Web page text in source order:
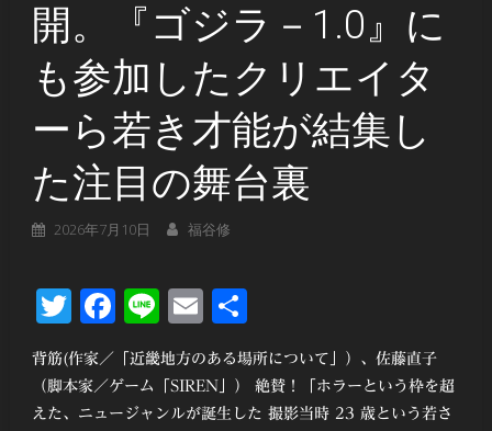
開。『ゴジラ－1.0』に
も参加したクリエイタ
ーら若き才能が結集し
た注目の舞台裏
2026年7月10日 福谷修
Twitter
Facebook
LineEmail
背筋(作家／「近畿地方のある場所について」）、佐藤直子
（脚本家／ゲーム「SIREN」） 絶賛！「ホラーという枠を超
えた、ニュージャンルが誕生した 撮影当時 23 歳という若さ